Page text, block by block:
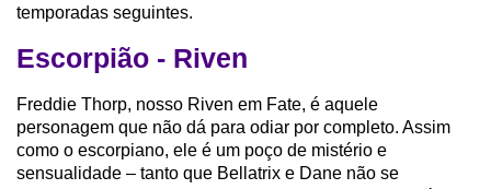
temporadas seguintes.
Escorpião - Riven
Freddie Thorp, nosso Riven em Fate, é aquele
personagem que não dá para odiar por completo. Assim
como o escorpiano, ele é um poço de mistério e
sensualidade – tanto que Bellatrix e Dane não se